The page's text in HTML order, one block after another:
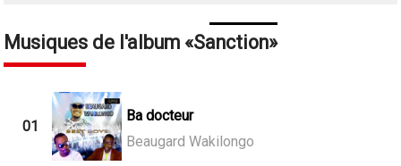
Musiques de l'album Sanction
01
Ba docteur
Beaugard Wakilongo